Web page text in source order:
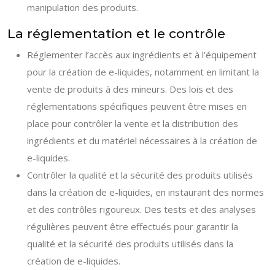
manipulation des produits.
La réglementation et le contrôle
Réglementer l’accès aux ingrédients et à l’équipement
pour la création de e-liquides, notamment en limitant la
vente de produits à des mineurs. Des lois et des
réglementations spécifiques peuvent être mises en
place pour contrôler la vente et la distribution des
ingrédients et du matériel nécessaires à la création de
e-liquides.
Contrôler la qualité et la sécurité des produits utilisés
dans la création de e-liquides, en instaurant des normes
et des contrôles rigoureux. Des tests et des analyses
régulières peuvent être effectués pour garantir la
qualité et la sécurité des produits utilisés dans la
création de e-liquides.